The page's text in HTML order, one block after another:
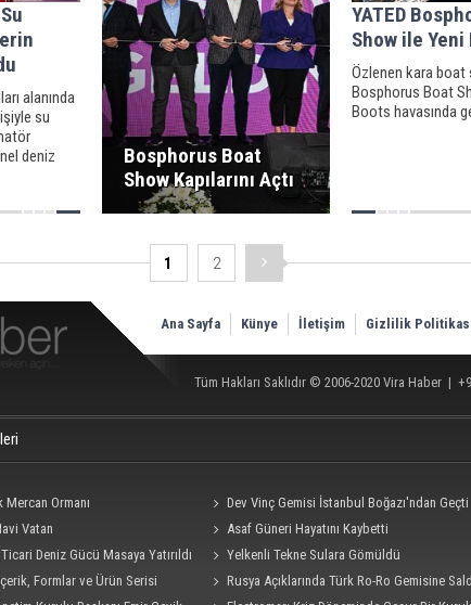
alanında
su
deniz
birliğinde
Bosphorus Boat
Show Kapılarını Açtı
YATED
Show ile Yeni
Özlenen kara boat
Bosphorus Boat
Boots havasında
1 2
Ana Sayfa Künye İletişim Gizlilik
Tüm Hakları Saklıdır © 2006-2020 Vira Haber |
Mercan Ormanı Dev Vinç Gemisi İstanbul Boğazı'ndan Geçti
Vatan
Asaf Güneri Hayatını Kaybetti
Deniz Gücü Masaya Yatırıldı Yelkenli Tekne Sulara Gömüldü
Formlar ve Ürün Serisi
Rusya Açıklarında Türk Ro-Ro Gemisine